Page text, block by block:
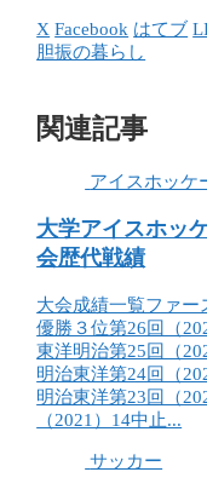
X Facebook はてブ
胆振の暮らし
関連記事
アイスホッケ
大学アイスホッ
会歴代戦績
大会成績一覧ファ
優勝３位第26回（
東洋明治第25回（
明治東洋第24回（
明治東洋第23回（
（2021）14中止...
サッカー